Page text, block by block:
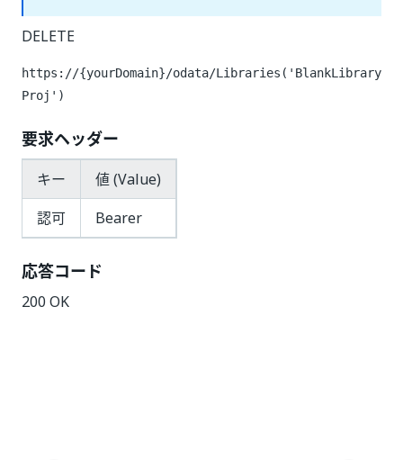
DELETE
https://{yourDomain}/odata/Libraries('BlankLibrary
Proj')
要求ヘッダー
キー
値 (Value)
認可
Bearer
応答コード
200 OK